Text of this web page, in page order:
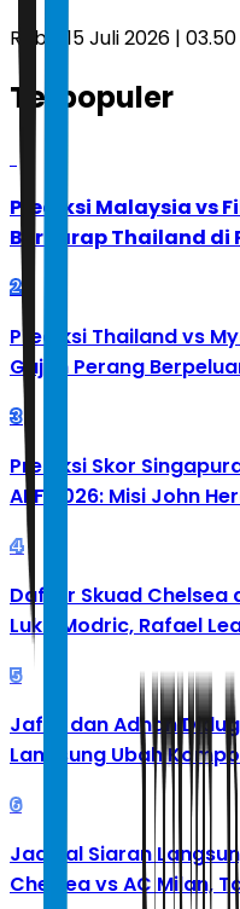
Rabu, 15 Juli 2026 | 03.50
Terpopuler
Prediksi Malaysia vs
Berharap Thailand di
2
Prediksi Thailand vs
Gajah Perang
3
Prediksi Skor
AFF 2026: Misi John
4
Daftar Skuad Chelsea
Luka Modric, Rafael
5
Jafar dan Adnan
Langsung Ubah
6
Jadwal Siaran
Chelsea vs AC Milan,